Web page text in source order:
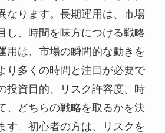
なります。長期運用は、市場
し、時間を味方につける戦略
用は、市場の瞬間的な動きを
り多くの時間と注目が必要で
投資目的、リスク許容度、時
、どちらの戦略を取るかを決
す。初心者の方は、リスクを